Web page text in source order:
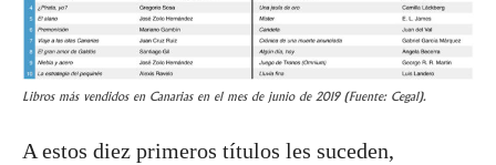
Libros más vendidos en Canarias en el mes de junio de 2019 (Fuente: Cegal).
A estos diez primeros títulos les suceden,